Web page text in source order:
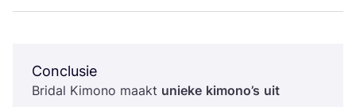
Conclusie
Bri­dal Kimo­no maakt unie­ke kimo­no’s uit